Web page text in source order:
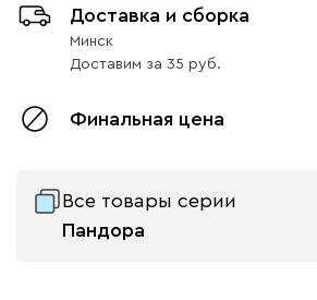
Доставка и сборка
Минск
Доставим за 35
Финальная цена
Все товары серии
Пандора